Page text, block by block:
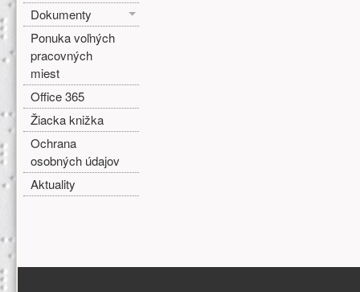
Dokumenty
Ponuka voľných
pracovných
miest
Office 365
Žiacka knižka
Ochrana
osobných údajov
Aktuality